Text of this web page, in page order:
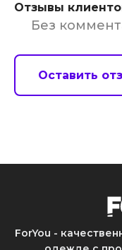
Отзывы
Без
Оставить
ForYou -